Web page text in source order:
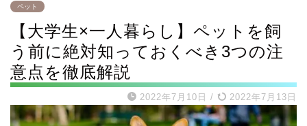
ペット
【大学生×一人暮らし】ペットを飼
う前に絶対知っておくべき3つの注
意点を徹底解説
2022年7月10日 / 2022年7月13日